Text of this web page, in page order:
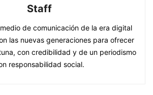
Staff
de comunicación de la era digital
las nuevas generaciones para ofrecer
con credibilidad y de un periodismo
responsabilidad social.